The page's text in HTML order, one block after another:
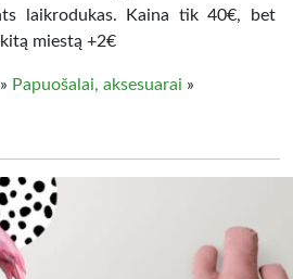
laikrodukas. Kaina tik 40€, bet
miestą +2€
» Papuošalai, aksesuarai »